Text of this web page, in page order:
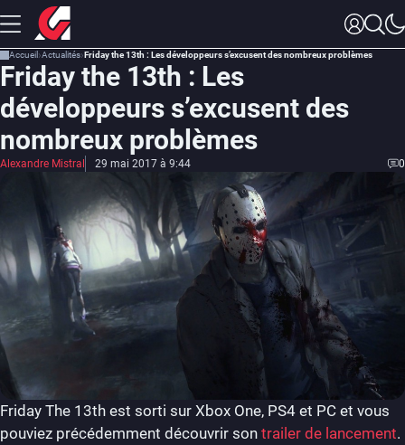
Accueil Actualités Friday the 13th : Les développeurs s’excusent des nombreux problèmes
Friday the 13th : Les
développeurs s’excusent des
nombreux problèmes
Alexandre Mistral 29 mai 2017 à 9:44 0
Friday The 13th est sorti sur Xbox One, PS4 et PC et vous
pouviez précédemment découvrir son trailer de lancement.